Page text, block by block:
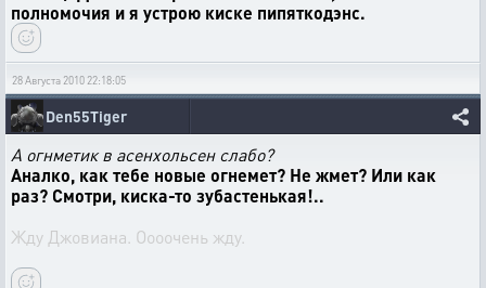
полномочия и я устрою киске пипяткодэнс.
28 Августа 2010 22:18:05
Den55Tiger
А огнметик в асенхольсен слабо?
Аналко, как тебе новые огнемет? Не жмет? Или как
раз? Смотри, киска-то зубастенькая!..
Жду Джовиана. Оооочень жду.